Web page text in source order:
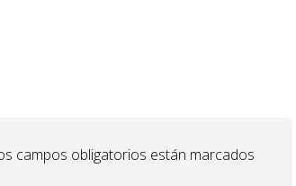
campos obligatorios están marcados